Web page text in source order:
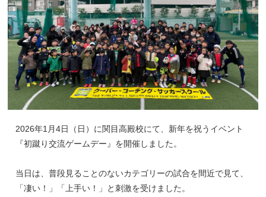
2026年1月4日（日）に関目高殿校にて、新年を祝うイベント
『初蹴り交流ゲームデー』を開催しました。
当日は、普段見ることのないカテゴリーの試合を間近で見て、
「凄い！」「上手い！」と刺激を受けました。